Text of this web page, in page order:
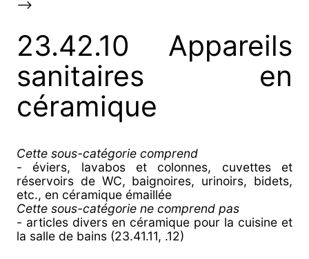
-->
23.42.10 Appareils
sanitaires en
céramique
Cette sous-catégorie comprend
- éviers, lavabos et colonnes, cuvettes et
réservoirs de WC, baignoires, urinoirs, bidets,
etc., en céramique émaillée
Cette sous-catégorie ne comprend pas
- articles divers en céramique pour la cuisine et
la salle de bains (23.41.11, .12)